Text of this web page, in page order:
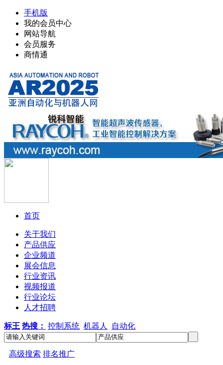
手机版
我的会员中心
网站导航
会员服务
商情通
首页
关于我们
产品供应
企业频道
展会信息
行业资讯
视频报道
行业论坛
人才招聘
标王 热搜： 控制系统 机器人 自动化
高级搜索 排名推广